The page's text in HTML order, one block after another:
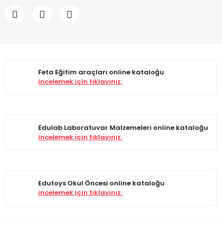
Feta Eğitim araçları online kataloğu
incelemek için tıklayınız.
Edulab Laboratuvar Malzemeleri online kataloğu
incelemek için tıklayınız.
Edutoys Okul Öncesi online kataloğu
incelemek için tıklayınız.